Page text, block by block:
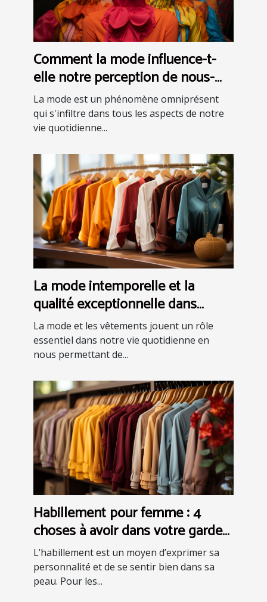
Comment la mode influence-t-
elle notre perception de nous-
mêmes ?
La mode est un phénomène omniprésent
qui s'infiltre dans tous les aspects de notre
vie quotidienne...
La mode intemporelle et la
qualité exceptionnelle dans
l'univers des vêtements
La mode et les vêtements jouent un rôle
essentiel dans notre vie quotidienne en
nous permettant de...
Habillement pour femme : 4
choses à avoir dans votre garde-
robe pour être bien habillée
L’habillement est un moyen d’exprimer sa
personnalité et de se sentir bien dans sa
peau. Pour les...